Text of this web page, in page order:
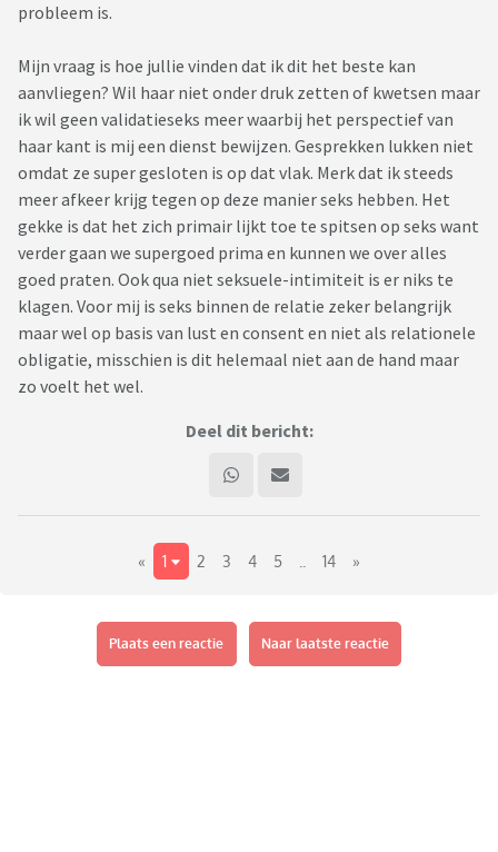
probleem is.
Mijn vraag is hoe jullie vinden dat ik dit het beste kan
aanvliegen? Wil haar niet onder druk zetten of kwetsen maar
ik wil geen validatieseks meer waarbij het perspectief van
haar kant is mij een dienst bewijzen. Gesprekken lukken niet
omdat ze super gesloten is op dat vlak. Merk dat ik steeds
meer afkeer krijg tegen op deze manier seks hebben. Het
gekke is dat het zich primair lijkt toe te spitsen op seks want
verder gaan we supergoed prima en kunnen we over alles
goed praten. Ook qua niet seksuele-intimiteit is er niks te
klagen. Voor mij is seks binnen de relatie zeker belangrijk
maar wel op basis van lust en consent en niet als relationele
obligatie, misschien is dit helemaal niet aan de hand maar
zo voelt het wel.
Deel dit bericht:
« 1 2 3 4 5 14 »
Plaats een reactie Naar laatste reactie